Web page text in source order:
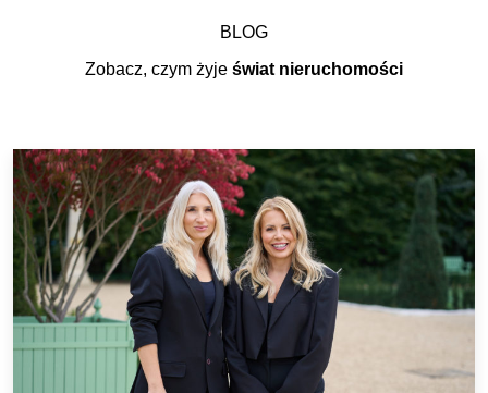
BLOG
Zobacz, czym żyje świat nieruchomości